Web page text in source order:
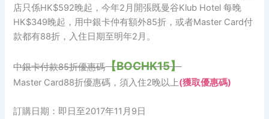
店只係HK$592晚起，今年2月開張既曼谷Klub Hotel 每晚
HK$349晚起，用中銀卡仲有額外85折，或者Master Card付
款都有88折，入住日期至明年2月。
中銀卡付款85折優惠碼【BOCHK15】
Master Card88折優惠碼，須入住2晚以上(獲取優惠碼)
訂購日期：即日至2017年11月9日